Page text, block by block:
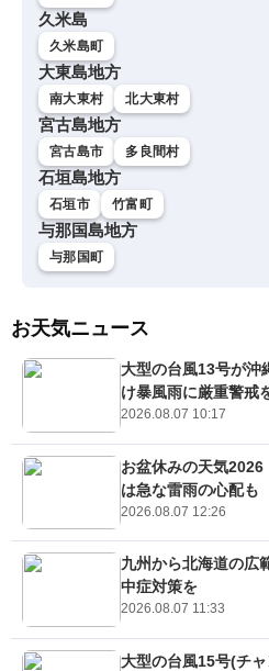
久米島
久米島町
大東島地方
南大東村 北大東村
宮古島地方
宮古島市 多良間村
石垣島地方
石垣市 竹富町
与那国島地方
与那国町
お天気ニュース
大型の台風13号が
け暴風雨に厳重警戒
2026.08.07 10:17
お盆休みの天気
は急な雷雨の心配も
2026.08.07 12:26
九州から北海道の
中症対策を
2026.08.07 11:33
大型の台風15号(チ